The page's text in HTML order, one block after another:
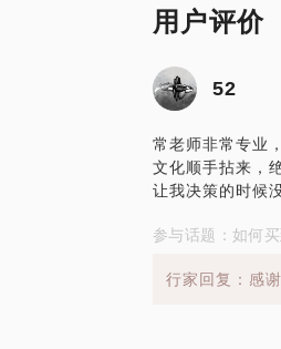
用户评价
52
常老师非常专业
文化顺手拈来，
让我决策的时候
参与话题：如何
行家回复：感谢